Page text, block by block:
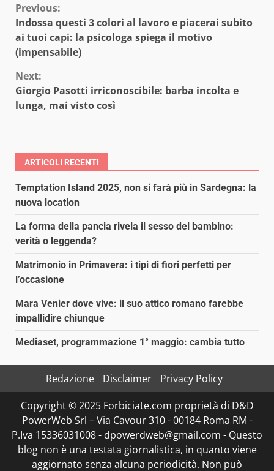
Continue
Reading
Previous:
Indossa questi 3 colori al lavoro e piacerai subito
ai tuoi capi: la psicologa spiega il motivo
(impensabile)
Next:
Giorgio Pasotti irriconoscibile: barba incolta e
lunga, mai visto così
ARTICOLI RECENTI
Temptation Island 2025, non si farà più in Sardegna: la
nuova location
La forma della pancia rivela il sesso del bambino:
verità o leggenda?
Matrimonio in Primavera: i tipi di fiori perfetti per
l’occasione
Mara Venier dove vive: il suo attico romano farebbe
impallidire chiunque
Mediaset, programmazione 1° maggio: cambia tutto
Redazione Disclaimer
Privacy Policy
Copyright © 2025 Forbiciate.com proprietà di D&D
PowerWeb Srl – Via Cavour 310 - 00184 Roma RM -
P.Iva 15336031008 - dpowerdweb@gmail.com - Questo
blog non è una testata giornalistica, in quanto viene
aggiornato senza alcuna periodicità. Non può